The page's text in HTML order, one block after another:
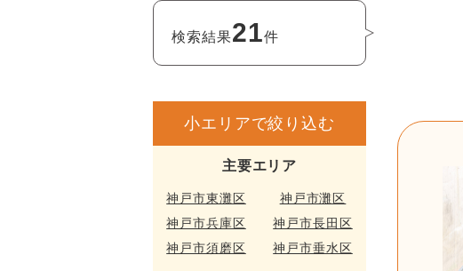
検索結果21件
小エリアで絞り込む
主要エリア
神戸市東灘区
神戸市灘区
神戸市兵庫区
神戸市長田区
神戸市須磨区
神戸市垂水区